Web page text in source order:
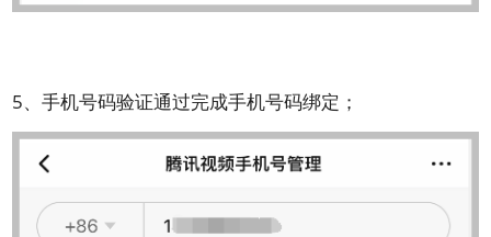
5、手机号码验证通过完成手机号码绑定；